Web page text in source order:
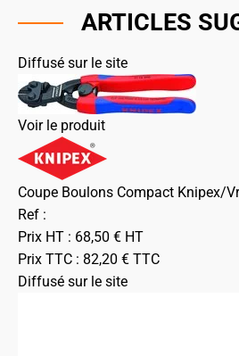
ARTICLES
Diffusé sur le site
Voir le produit
Coupe Boulons Compact Knipex/
Ref :
Prix HT : 68,50 € HT
Prix TTC : 82,20 € TTC
Diffusé sur le site